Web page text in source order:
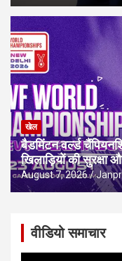
खेल
बैडमिंटन वर्ल्ड
खिलाड़ियों की सुरक्षा
August 7, 2026
वीडियो समाचार